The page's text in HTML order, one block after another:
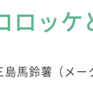
ロッケ
馬鈴薯（メー